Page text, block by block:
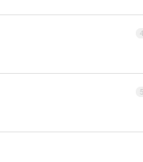
4
5